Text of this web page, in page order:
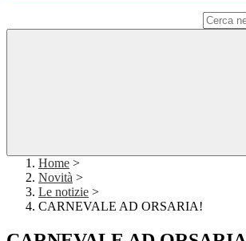
Home >
Novità >
Le notizie >
CARNEVALE AD ORSARIA!